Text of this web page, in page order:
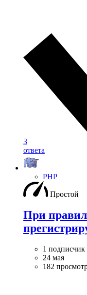
3
ответа
PHP
Простой
При
1 подписчик
24 мая
182